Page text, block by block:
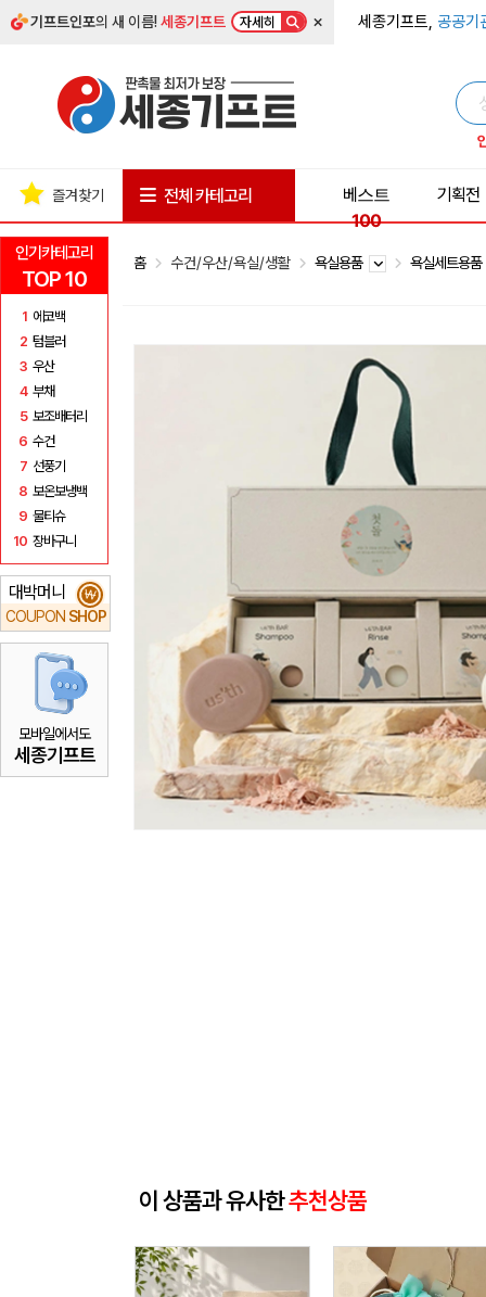
기프트인포의 새 이름!세종기프트 자세히 × 세종기프트, 공공기
인기카테고리
TOP 10
1 에코백
2 텀블러
3 우산
4 부채
5 보조배터리
6 수건
7 선풍기
8 보온보냉백
9 물티슈
10 장바구니
대박머니
COUPON SHOP
₩
모바일에서도
세종기프트
즐겨찾기 전체 카테고리
베스트
100
기획전
홈 수건/우산/욕실/생활 욕실용품 욕실세트용
이 상품과 유사한추천상품